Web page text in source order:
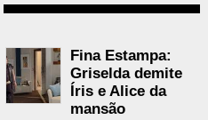
Fina Estampa:
Griselda demite
Íris e Alice da
mansão